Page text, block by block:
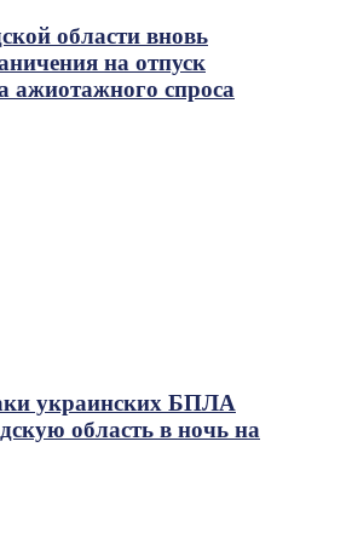
области вновь
на отпуск
ажиотажного спроса
украинских БПЛА
область в ночь на